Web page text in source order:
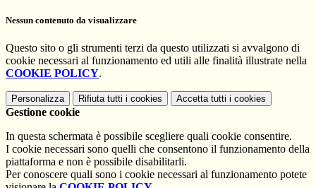
Nessun contenuto da visualizzare
Questo sito o gli strumenti terzi da questo utilizzati si avvalgono di
cookie necessari al funzionamento ed utili alle finalità illustrate nella
COOKIE POLICY.
Personalizza Rifiuta tutti i cookies Accetta tutti i cookies
Gestione cookie
In questa schermata è possibile scegliere quali cookie consentire.
I cookie necessari sono quelli che consentono il funzionamento della
piattaforma e non è possibile disabilitarli.
Per conoscere quali sono i cookie necessari al funzionamento potete